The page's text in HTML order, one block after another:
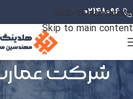
Skip to navigation
Skip to main content
02148096
شرکت